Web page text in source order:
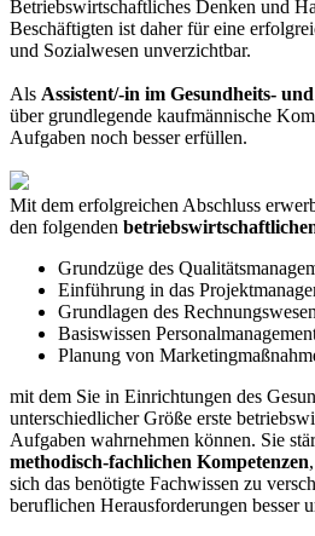
Betriebswirtschaftliches Denken und
Beschäftigten ist daher für eine
und Sozialwesen unverzichtbar.
Als Assistent/-in im Gesundheits-
über grundlegende kaufmännische
Aufgaben noch besser erfüllen.
Mit dem erfolgreichen Abschluss
den folgenden
Grundzüge des
Einführung in das
Grundlagen des Rechnungswesen
Basiswissen
Planung von
mit dem Sie in Einrichtungen des
unterschiedlicher Größe erste
Aufgaben wahrnehmen können. Sie
methodisch-fachlichen Kompetenzen
sich das benötigte Fachwissen zu
beruflichen Herausforderungen besser